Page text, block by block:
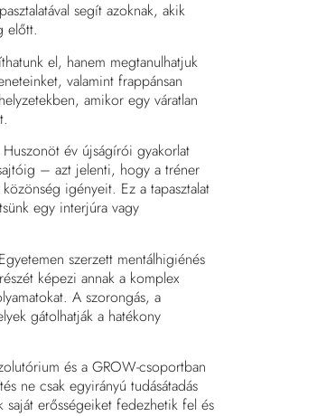
segít azoknak, akik
előtt.
el, hanem megtanulhatjuk
valamint frappánsan
amikor egy váratlan
év újságírói gyakorlat
– azt jelenti, hogy a tréner
igényeit. Ez a tapasztalat
egy interjúra vagy
szerzett mentálhigiénés
képezi annak a komplex
A szorongás, a
gátolhatják a hatékony
és a GROW-csoportban
ne csak egyirányú tudásátadás
erősségeiket fedezhetik fel és